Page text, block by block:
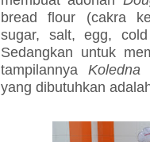
bread flour (cakra
sugar, salt, egg,
Sedangkan untuk
tampilannyaKoledna
yang dibutuhkan